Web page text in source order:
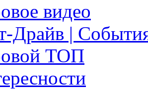
видео
Драйв |
ТОП